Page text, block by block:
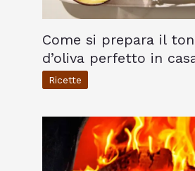
Come si prepara il
d’oliva perfetto in
Ricette